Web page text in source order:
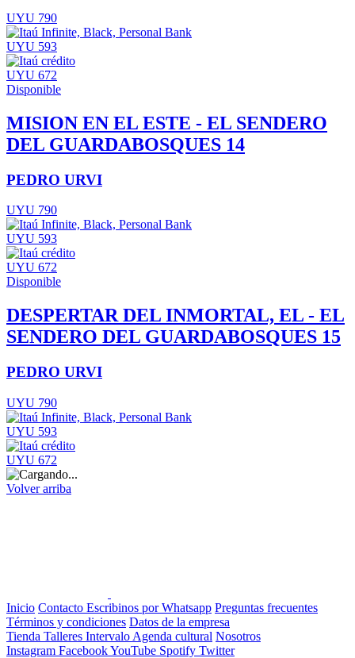
UYU 790
UYU 593
UYU 672
Disponible
MISION EN EL ESTE - EL SENDERO
DEL GUARDABOSQUES 14
PEDRO URVI
UYU 790
UYU 593
UYU 672
Disponible
DESPERTAR DEL INMORTAL, EL - EL
SENDERO DEL GUARDABOSQUES 15
PEDRO URVI
UYU 790
UYU 593
UYU 672
Volver arriba
Inicio Contacto Escribinos por Whatsapp Preguntas frecuentes
Términos y condiciones Datos de la empresa
Tienda Talleres Intervalo Agenda cultural Nosotros
Instagram FacebookYouTube Spotify Twitter